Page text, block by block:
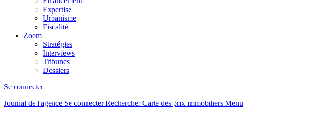
Expertise
Urbanisme
Fiscalité
Zoom
Stratégies
Interviews
Tribunes
Dossiers
Se connecter
Journal de l'agence Se connecterRechercher Carte des prix immobiliers Menu